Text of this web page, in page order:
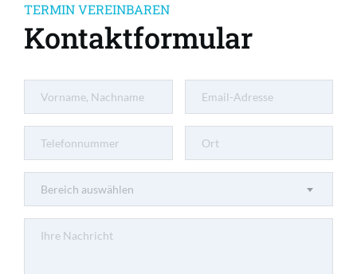
TERMIN VEREINBAREN
Kontaktformular
Bereich auswählen